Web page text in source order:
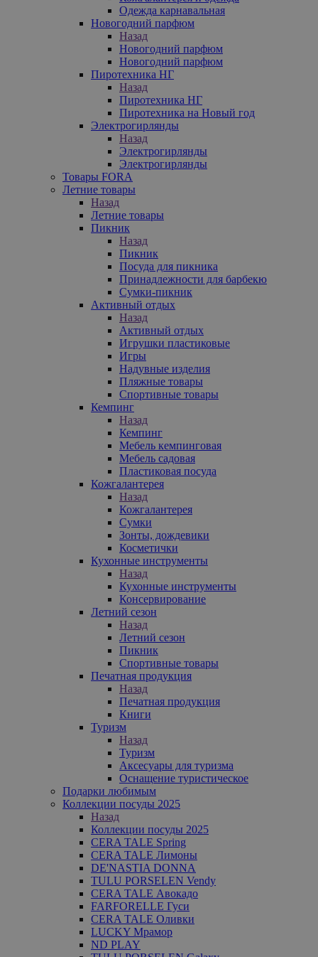
Одежда карнавальная
Новогодний парфюм
Назад
Новогодний парфюм
Новогодний парфюм
Пиротехника НГ
Назад
Пиротехника НГ
Пиротехника на Новый год
Электрогирлянды
Назад
Электрогирлянды
Электрогирлянды
Товары FORA
Летние товары
Назад
Летние товары
Пикник
Назад
Пикник
Посуда для пикника
Принадлежности для барбекю
Сумки-пикник
Активный отдых
Назад
Активный отдых
Игрушки пластиковые
Игры
Надувные изделия
Пляжные товары
Спортивные товары
Кемпинг
Назад
Кемпинг
Мебель кемпинговая
Мебель садовая
Пластиковая посуда
Кожгалантерея
Назад
Кожгалантерея
Сумки
Зонты, дождевики
Косметички
Кухонные инструменты
Назад
Кухонные инструменты
Консервирование
Летний сезон
Назад
Летний сезон
Пикник
Спортивные товары
Печатная продукция
Назад
Печатная продукция
Книги
Туризм
Назад
Туризм
Аксесуары для туризма
Оснащение туристическое
Подарки любимым
Коллекции посуды 2025
Назад
Коллекции посуды 2025
CERA TALE Spring
CERA TALE Лимоны
DE'NASTIA DONNA
TULU PORSELEN Vendy
CERA TALE Авокадо
FARFORELLE Гуси
CERA TALE Оливки
LUCKY Мрамор
ND PLAY